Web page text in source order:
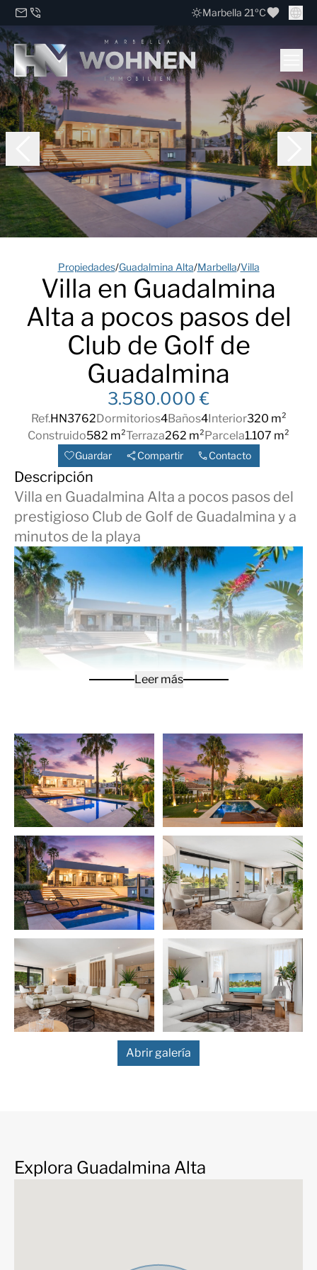
Marbella 21ºC
Propiedades/Guadalmina Alta/Marbella/Villa
Villa en Guadalmina
Alta a pocos pasos del
Club de Golf de
Guadalmina
3.580.000 €
Ref.HN3762Dormitorios4Baños4Interior320 m²
Construido582 m²Terraza262 m²Parcela1.107 m²
Guardar Compartir Contacto
Descripción
Villa en Guadalmina Alta a pocos pasos del
prestigioso Club de Golf de Guadalmina y a
minutos de la playa
idealmente ubicada a pocos pasos del prestigioso Club
de Golf de Guadalmina y a minutos de la playa. Ya sea
que busque una casa familiar, un refugio vacacional o
una inversión de lujo, esta propiedad ofrece la
combinación perfecta de comodidad, estilo y
conveniencia.
Entre sus características más destacadas se incluyen 4
amplios y soleados dormitorios y 4 modernos baños.
La villa cuenta con una elegante cocina abierta con isla
central y electrodomésticos de primera calidad que da
a un amplio salón-comedor con acceso directo a la
terraza. Dispone de un precioso jardín con piscina
privada y una gran terraza en la azotea con vistas al
mar y a la montaña.
Una característica de lujo adicional de la villa es que se
vende completamente amueblada y lista para entrar a
vivir. Los armarios empotrados e iluminados con luces
LED. Hay un amplio garaje cubierto para un coche y un
punto de carga para una vida sostenible. ¡También hay
espacio para hasta 3 coches más dentro de la
Leer más
Abrir galería
Explora Guadalmina Alta